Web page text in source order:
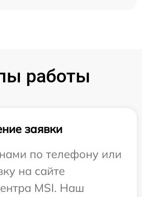
работы
заявки
по телефону или
на сайте
MSI. Наш